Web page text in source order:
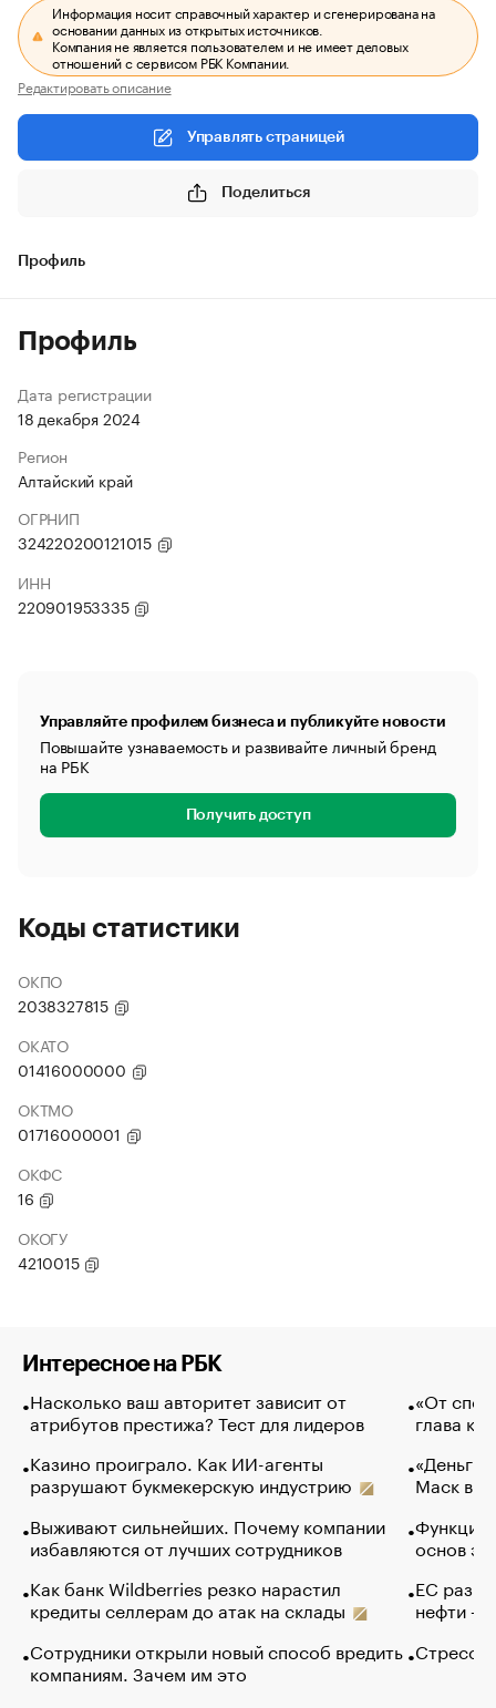
Информация носит справочный характер и сгенерирована на
основании данных из открытых источников.
Компания не является пользователем и не имеет деловых
отношений с сервисом РБК Компании.
Редактировать описание
Управлять страницей
Поделиться
Профиль
Профиль
Дата регистрации
18 декабря 2024
Регион
Алтайский край
ОГРНИП
324220200121015
ИНН
220901953335
Управляйте профилем бизнеса и публикуйте новости
Повышайте узнаваемость и развивайте личный бренд
на РБК
Получить доступ
Коды статистики
ОКПО
2038327815
ОКАТО
01416000000
ОКТМО
01716000001
ОКФС
16
ОКОГУ
4210015
Интересное на РБК
Насколько ваш авторитет зависит от
атрибутов престижа? Тест для лидеров
Казино проиграло. Как ИИ-агенты
разрушают букмекерскую индустрию
Выживают сильнейших. Почему компании
избавляются от лучших сотрудников
Как банк Wildberries резко нарастил
кредиты селлерам до атак на склады
Сотрудники открыли новый способ вредить
компаниям. Зачем им это
«От
глава
«Деньги
Маск в
Функции
основ
ЕС
нефти —
Стресс